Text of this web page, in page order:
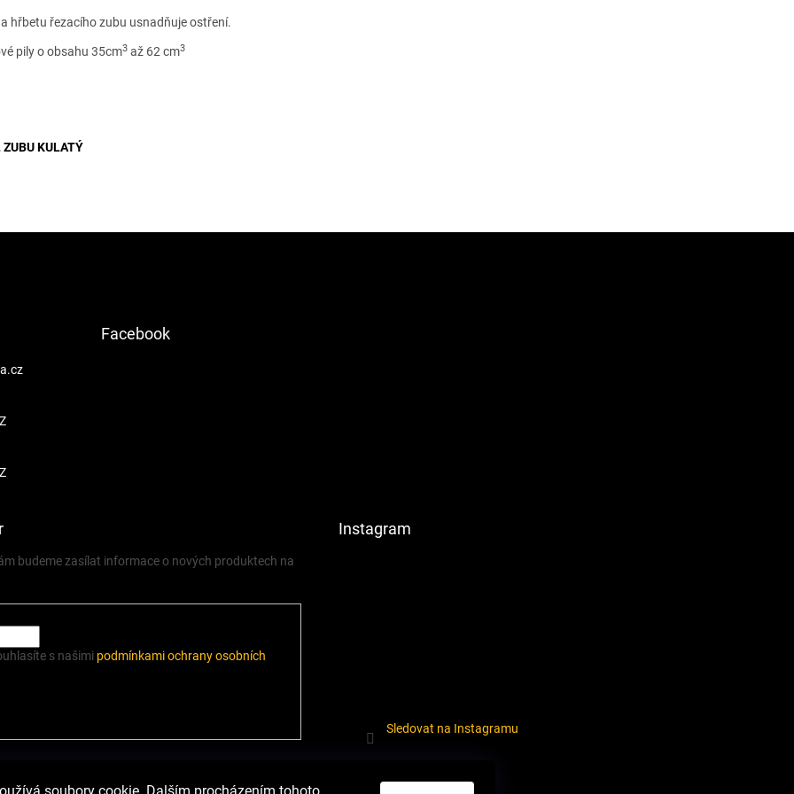
hřbetu řezacího zubu usnadňuje ostření.
pily o obsahu 35cm3 až 62 cm3
ZUBU KULATÝ
Facebook
budeme zasílat informace o nových produktech na
s našimi podmínkami ochrany osobních
Instagram
Sledovat na Instagramu
Heureka.cz Podmínky ochrany osobních údajů Odstoupení od smlouvy